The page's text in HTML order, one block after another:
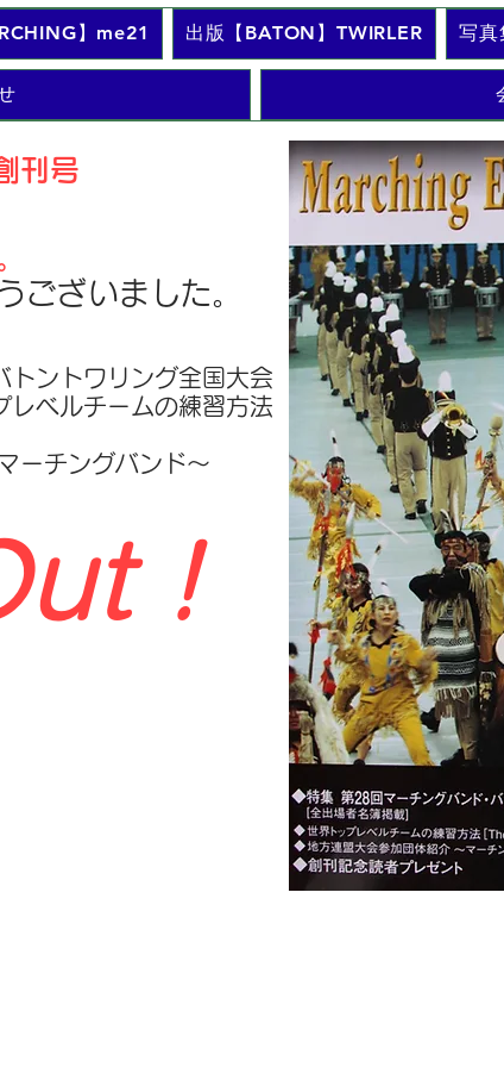
】me21 出版【BATON】TWIRLER 写真
刊号
ございました。
トントワリング全国大会
レベルチームの練習方法
ーチングバンド～
！